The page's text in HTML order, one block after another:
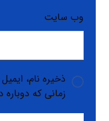
وب‌ سایت
ذخیره نام،
زمانی که